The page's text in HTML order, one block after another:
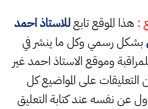
: هذا الموقع تابعللاستاذ احمد
بشكل رسمي وكل ما ينشر في
وموقع الاستاذ احمد غير
على المواضيع كل
نفسه عند كتابة التعليق